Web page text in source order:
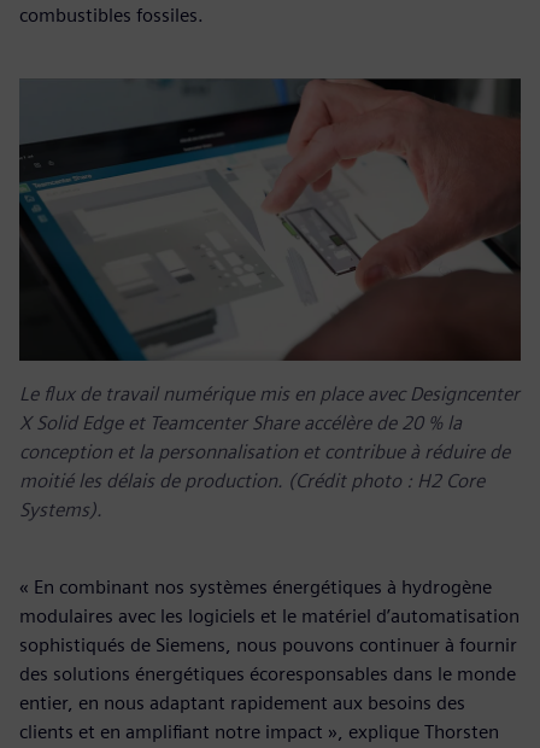
combustibles fossiles.
Le flux de travail numérique mis en place avec Designcenter
X Solid Edge et Teamcenter Share accélère de 20 % la
conception et la personnalisation et contribue à réduire de
moitié les délais de production. (Crédit photo : H2 Core
Systems).
« En combinant nos systèmes énergétiques à hydrogène
modulaires avec les logiciels et le matériel d’automatisation
sophistiqués de Siemens, nous pouvons continuer à fournir
des solutions énergétiques écoresponsables dans le monde
entier, en nous adaptant rapidement aux besoins des
clients et en amplifiant notre impact », explique Thorsten